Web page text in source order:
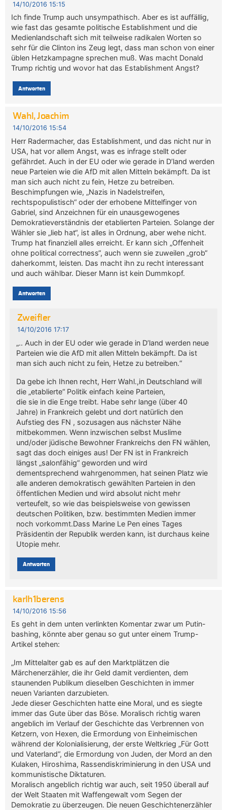
14/10/2016 15:15
Ich finde Trump auch unsympathisch. Aber es ist auffällig,
wie fast das gesamte politische Establishment und die
Medienlandschaft sich mit teilweise radikalen Worten so
sehr für die Clinton ins Zeug legt, dass man schon von einer
üblen Hetzkampagne sprechen muß. Was macht Donald
Trump richtig und wovor hat das Establishment Angst?
Antworten
Wahl, Joachim
14/10/2016 15:54
Herr Radermacher, das Establishment, und das nicht nur in
USA, hat vor allem Angst, was es infrage stellt oder
gefährdet. Auch in der EU oder wie gerade in D’land werden
neue Parteien wie die AfD mit allen Mitteln bekämpft. Da ist
man sich auch nicht zu fein, Hetze zu betreiben.
Beschimpfungen wie, „Nazis in Nadelstreifen,
rechtspopulistisch“ oder der erhobene Mittelfinger von
Gabriel, sind Anzeichnen für ein unausgewogenes
Demokratieverständnis der etablierten Parteien. Solange der
Wähler sie „lieb hat“, ist alles in Ordnung, aber wehe nicht.
Trump hat finanziell alles erreicht. Er kann sich „Offenheit
ohne political correctness“, auch wenn sie zuweilen „grob“
daherkommt, leisten. Das macht ihn zu recht interessant
und auch wählbar. Dieser Mann ist kein Dummkopf.
Antworten
Zweifler
14/10/2016 17:17
„.. Auch in der EU oder wie gerade in D’land werden neue
Parteien wie die AfD mit allen Mitteln bekämpft. Da ist
man sich auch nicht zu fein, Hetze zu betreiben.“
Da gebe ich Ihnen recht, Herr Wahl.,in Deutschland will
die „etablierte“ Politik einfach keine Parteien,
die sie in die Enge treibt. Habe sehr lange (über 40
Jahre) in Frankreich gelebt und dort natürlich den
Aufstieg des FN , sozusagen aus nächster Nähe
mitbekommen. Wenn inzwischen selbst Muslime
und/oder jüdische Bewohner Frankreichs den FN wählen,
sagt das doch einiges aus! Der FN ist in Frankreich
längst „salonfähig“ geworden und wird
dementsprechend wahrgenommen, hat seinen Platz wie
alle anderen demokratisch gewählten Parteien in den
öffentlichen Medien und wird absolut nicht mehr
verteufelt, so wie das beispielsweise von gewissen
deutschen Politiken, bzw. bestimmten Medien immer
noch vorkommt.Dass Marine Le Pen eines Tages
Präsidentin der Republik werden kann, ist durchaus keine
Utopie mehr.
Antworten
karlh1berens
14/10/2016 15:56
Es geht in dem unten verlinkten Komentar zwar um Putin-
bashing, könnte aber genau so gut unter einem Trump-
Artikel stehen:
„Im Mittelalter gab es auf den Marktplätzen die
Märchenerzähler, die ihr Geld damit verdienten, dem
staunenden Publikum dieselben Geschichten in immer
neuen Varianten darzubieten.
Jede dieser Geschichten hatte eine Moral, und es siegte
immer das Gute über das Böse. Moralisch richtig waren
angeblich im Verlauf der Geschichte das Verbrennen von
Ketzern, von Hexen, die Ermordung von Einheimischen
während der Kolonialisierung, der erste Weltkrieg „Für Gott
und Vaterland“, die Ermordung von Juden, der Mord an den
Kulaken, Hiroshima, Rassendiskriminierung in den USA und
kommunistische Diktaturen.
Moralisch angeblich richtig war auch, seit 1950 überall auf
der Welt Staaten mit Waffengewalt vom Segen der
Demokratie zu überzeugen. Die neuen Geschichtenerzähler